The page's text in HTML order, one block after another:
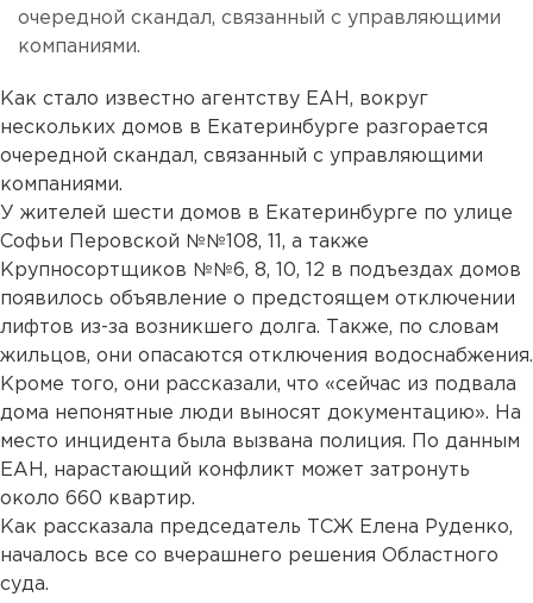
очередной скандал, связанный с управляющими
компаниями.
Как стало известно агентству ЕАН, вокруг
нескольких домов в Екатеринбурге разгорается
очередной скандал, связанный с управляющими
компаниями.
У жителей шести домов в Екатеринбурге по улице
Софьи Перовской №№108, 11, а также
Крупносортщиков №№6, 8, 10, 12 в подъездах домов
появилось объявление о предстоящем отключении
лифтов из-за возникшего долга. Также, по словам
жильцов, они опасаются отключения водоснабжения.
Кроме того, они рассказали, что «сейчас из подвала
дома непонятные люди выносят документацию». На
место инцидента была вызвана полиция. По данным
ЕАН, нарастающий конфликт может затронуть
около 660 квартир.
Как рассказала председатель ТСЖ Елена Руденко,
началось все со вчерашнего решения Областного
суда.